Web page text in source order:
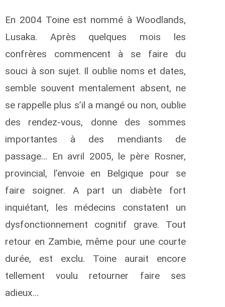
En 2004 Toine est nommé à Woodlands,
Lusaka. Après quelques mois les
confrères commencent à se faire du
souci à son sujet. Il oublie noms et dates,
semble souvent mentalement absent, ne
se rappelle plus s’il a mangé ou non, oublie
des rendez-vous, donne des sommes
importantes à des mendiants de
passage… En avril 2005, le père Rosner,
provincial, l’envoie en Belgique pour se
faire soigner. A part un diabète fort
inquiétant, les médecins constatent un
dysfonctionnement cognitif grave. Tout
retour en Zambie, même pour une courte
durée, est exclu. Toine aurait encore
tellement voulu retourner faire ses
adieux…